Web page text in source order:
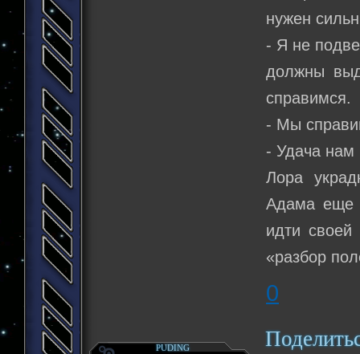
нужен
- Я не
должны
справимся.
- Мы
- Удача нам
Лора
Адама еще
идти своей
«разбор
0
PUDING